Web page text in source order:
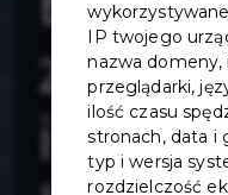
IP twojego
nazwa
przeglądarki,
ilość czasu
stronach, data i
typ i wersja
rozdzielczość